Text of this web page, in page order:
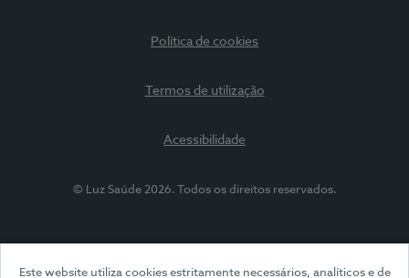
Este website utiliza cookies estritamente necessários, analíticos e de
Política de cookies
Termos de utilização
Acessibilidade
© Luz Saúde 2026. Todos os direitos reservados.